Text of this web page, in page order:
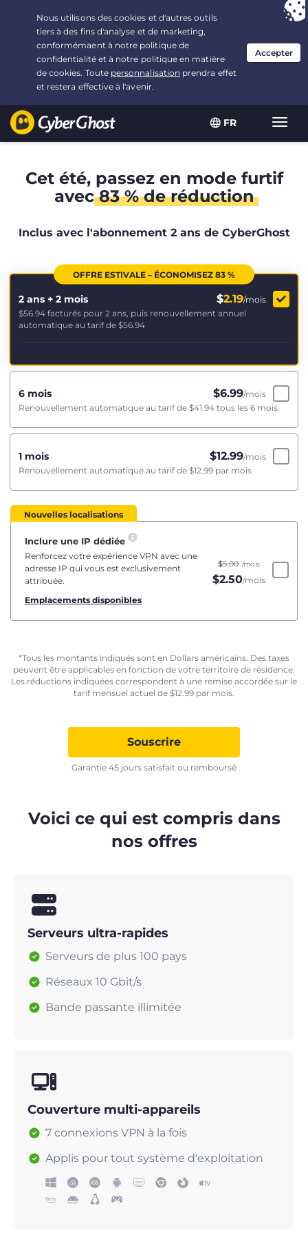
FR
Vous avez opté pour :L'offre la plus avantageuse
2.1666666666667 ans à $2.19/mois
Cet été, passez en mode furtif
avec83 % de réduction
Inclus avec l'abonnement 2 ans de CyberGhost
OFFRE ESTIVALE – ÉCONOMISEZ 83 %
2 ans + 2 mois $2.19/mois
$56.94 facturés pour 2 ans, puis renouvellement annuel
automatique au tarif de $56.94
6 mois $6.99/mois
Renouvellement automatique au tarif de $41.94 tous les 6 mois
1 mois $12.99/mois
Renouvellement automatique au tarif de $12.99 par mois
Nouvelles localisations
Inclure une IP dédiée
Renforcez votre expérience VPN avec une
adresse IP qui vous est exclusivement
attribuée.
Emplacements disponibles
$5.00 /mois
$2.50/mois
*Tous les montants indiqués sont en Dollars américains. Des taxes
peuvent être applicables en fonction de votre territoire de résidence.
Les réductions indiquées correspondent à une remise accordée sur le
tarif mensuel actuel de $12.99 par mois.
Souscrire
Garantie 45 jours satisfait ou remboursé
Voici ce qui est compris dans
nos offres
Serveurs ultra-rapides
Serveurs de plus 100 pays
Réseaux 10 Gbit/s
Bande passante illimitée
Couverture multi-appareils
7 connexions VPN à la fois
Applis pour tout système d'exploitation